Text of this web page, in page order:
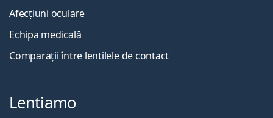
Afecțiuni oculare
Echipa medicală
Comparații între lentilele de contact
Lentiamo